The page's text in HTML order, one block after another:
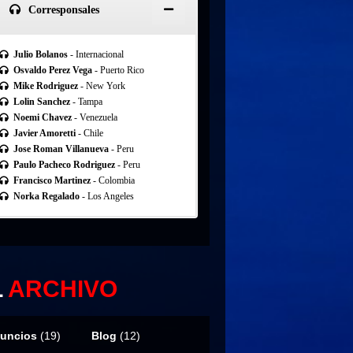
Corresponsales
Julio Bolanos - Internacional
Osvaldo Perez Vega - Puerto Rico
Mike Rodriguez - New York
Lolin Sanchez - Tampa
Noemi Chavez - Venezuela
Javier Amoretti - Chile
Jose Roman Villanueva - Peru
Paulo Pacheco Rodriguez - Peru
Francisco Martinez - Colombia
Norka Regalado - Los Angeles
ARCHIVO
(19) Blog (12)